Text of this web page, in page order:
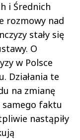
i Średnich
rozmowy nad
stały się
O
w Polsce
Działania te
na zmianę
samego faktu
nastąpiły